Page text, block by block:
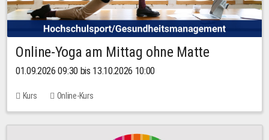
Online-Yoga am Mittag ohne Matte
01.09.2026 09:30 bis 13.10.2026 10:00
Kurs Online-Kurs